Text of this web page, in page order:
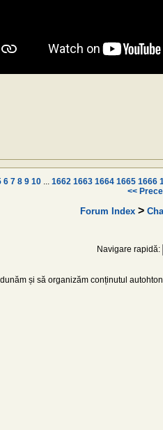
6 7 8 9 10... 1662 1663 1664 1665 1666
<<
Forum Index >
Navigare rapidă:
și să organizăm conținutul